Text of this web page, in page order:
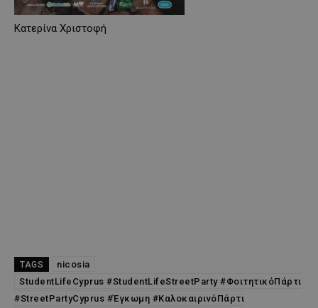
Κατερίνα Χριστοφή
TAGS
nicosia
StudentLifeCyprus #StudentLifeStreetParty #ΦοιτητικόΠάρτι
#StreetPartyCyprus #Έγκωμη #ΚαλοκαιρινόΠάρτι